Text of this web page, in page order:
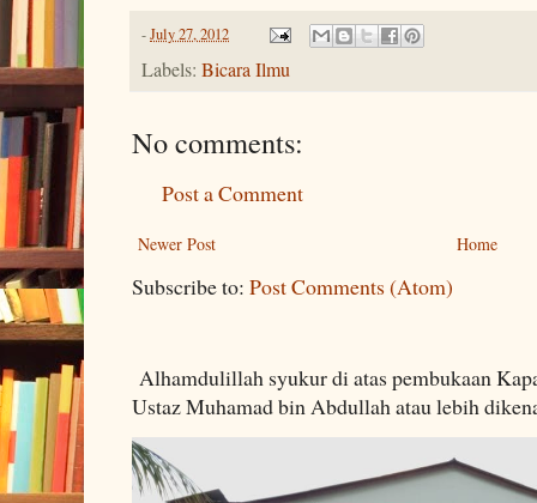
-July 27, 2012
Labels: Bicara Ilmu
No comments:
Post a Comment
Newer Post Home
Subscribe to: Post Comments (Atom)
Alhamdulillah syukur di atas pembukaan
Ustaz Muhamad bin Abdullah atau lebih